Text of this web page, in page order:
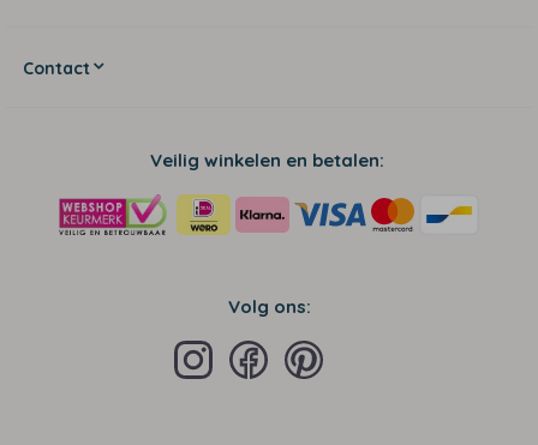
Contact
Veilig winkelen en betalen:
Volg ons: